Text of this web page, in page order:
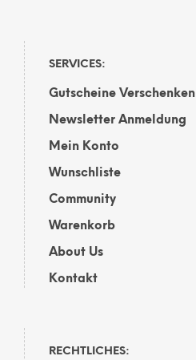
SERVICES:
Gutscheine Verschenken
Newsletter Anmeldung
Mein Konto
Wunschliste
Community
Warenkorb
About Us
Kontakt
RECHTLICHES: